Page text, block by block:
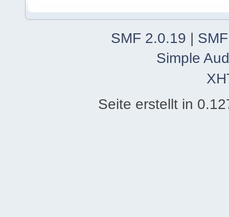
SMF 2.0.19 |
Simple
Seite erstellt in